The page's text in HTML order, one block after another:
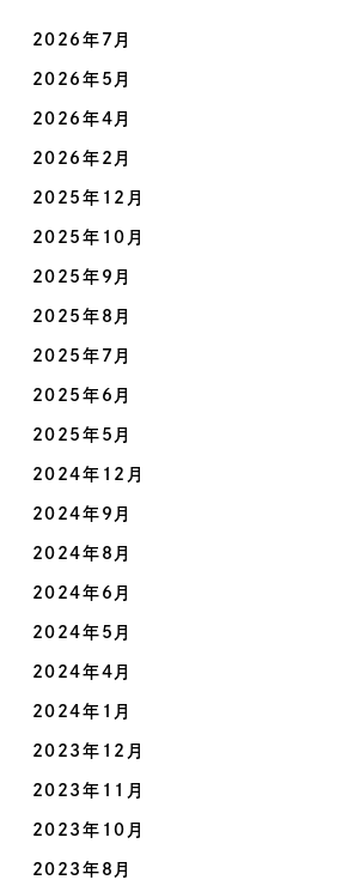
2026年7月
2026年5月
2026年4月
2026年2月
2025年12月
2025年10月
2025年9月
2025年8月
2025年7月
2025年6月
2025年5月
2024年12月
2024年9月
2024年8月
2024年6月
2024年5月
2024年4月
2024年1月
2023年12月
2023年11月
2023年10月
2023年8月